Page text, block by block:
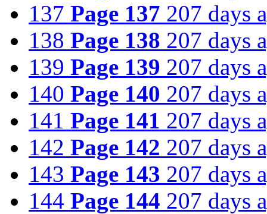
137 Page 137 207 days
138 Page 138 207 days
139 Page 139 207 days
140 Page 140 207 days
141 Page 141 207 days
142 Page 142 207 days
143 Page 143 207 days
144 Page 144 207 days